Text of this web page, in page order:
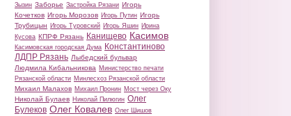
Зызин Заборье Застройка Рязани Игорь
Кочетков Игорь Морозов Игорь Путин Игорь
Трубицын Игорь Туровский Игорь Яшин Ирина
Кусова КПРФ Рязань Канищево Касимов
Касимовская городская Дума Константиново
ЛДПР Рязань Лыбедский бульвар
Людмила Кибальникова Министерство печати
Рязанской области Минлесхоз Рязанской области
Михаил Малахов Михаил Пронин Мост через Оку
Николай Булаев Николай Пилюгин Олег
Булеков Олег Ковалев Олег Шишов